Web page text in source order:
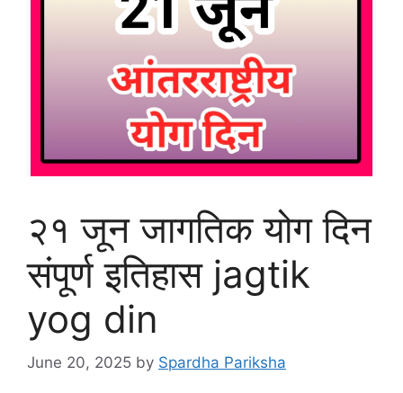
२१ जून जागतिक योग दिन
संपूर्ण इतिहास jagtik
yog din
June 20, 2025 by Spardha Pariksha